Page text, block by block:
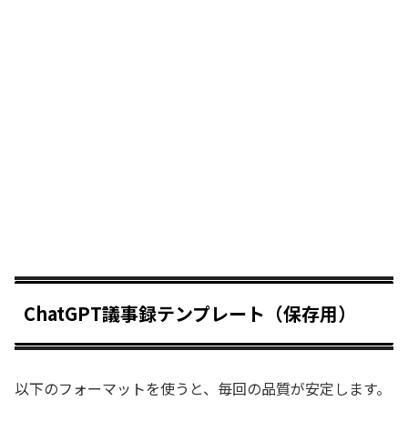
ChatGPT議事録テンプレート（保存用）
以下のフォーマットを使うと、毎回の品質が安定します。